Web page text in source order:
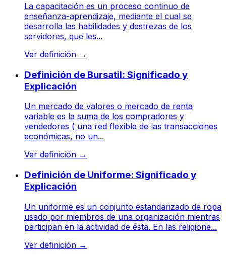
La capacitación es un proceso continuo de
enseñanza-aprendizaje, mediante el cual se
desarrolla las habilidades y destrezas de los
servidores, que les...
Ver definición →
Definición de Bursatil: Significado y
Explicación
Un mercado de valores o mercado de renta
variable es la suma de los compradores y
vendedores ( una red flexible de las transacciones
económicas, no un...
Ver definición →
Definición de Uniforme: Significado y
Explicación
Un uniforme es un conjunto estandarizado de ropa
usado por miembros de una organización mientras
participan en la actividad de ésta. En las religione...
Ver definición →